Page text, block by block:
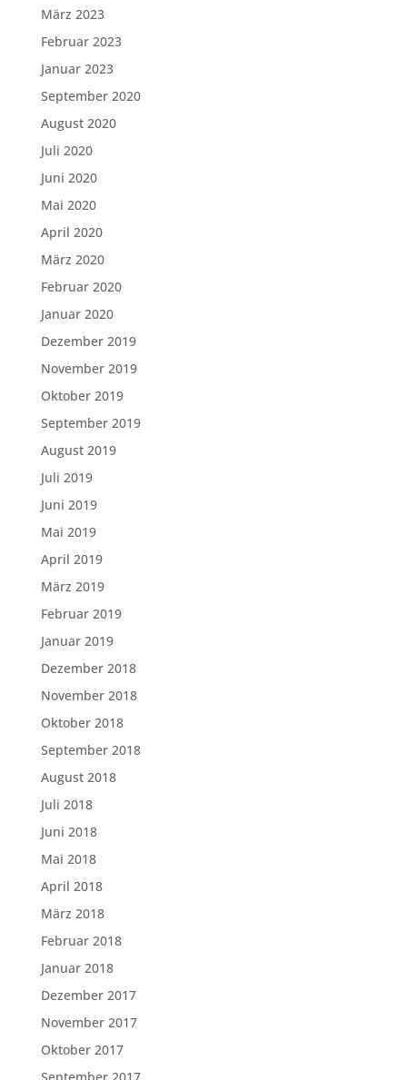
März 2023
Februar 2023
Januar 2023
September 2020
August 2020
Juli 2020
Juni 2020
Mai 2020
April 2020
März 2020
Februar 2020
Januar 2020
Dezember 2019
November 2019
Oktober 2019
September 2019
August 2019
Juli 2019
Juni 2019
Mai 2019
April 2019
März 2019
Februar 2019
Januar 2019
Dezember 2018
November 2018
Oktober 2018
September 2018
August 2018
Juli 2018
Juni 2018
Mai 2018
April 2018
März 2018
Februar 2018
Januar 2018
Dezember 2017
November 2017
Oktober 2017